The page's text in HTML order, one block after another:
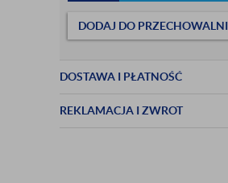
DODAJ DO PRZECHOWALNI
DOSTAWA I PŁATNOŚĆ
REKLAMACJA I ZWROT